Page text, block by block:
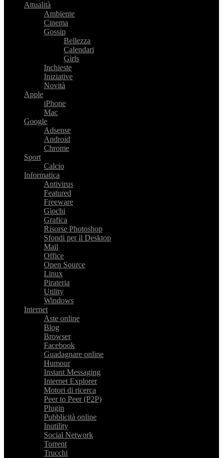
Attualità
Ambiente
Cinema
Gossip
Bellezza
Calendari
Girls
Inchieste
Iniziative
Novità
Apple
iPhone
Mac
Google
Adsense
Android
Chrome
Sport
Calcio
Informatica
Antivirus
Featured
Freeware
Giochi
Grafica
Risorse Photoshop
Sfondi per il Desktop
Mail
Office
Open Source
Linux
Pirateria
Utility
Windows
Internet
Aste online
Blog
Browser
Facebook
Guadagnare online
Humour
Instant Messaging
Internet Explorer
Motori di ricerca
Peer to Peer (P2P)
Plugin
Pubblicità online
Inutility
Social Network
Torrent
Trucchi